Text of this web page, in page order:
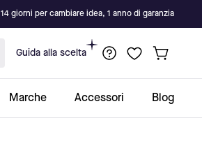
14 giorni per cambiare idea, 1 anno di garanzia
Guida alla scelta
Marche Accessori Blog